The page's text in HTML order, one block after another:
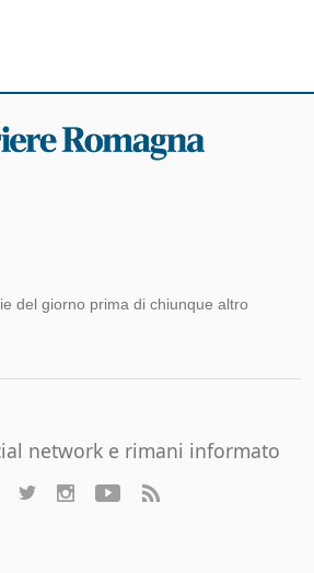
del giorno prima di chiunque altro
network e rimani informato